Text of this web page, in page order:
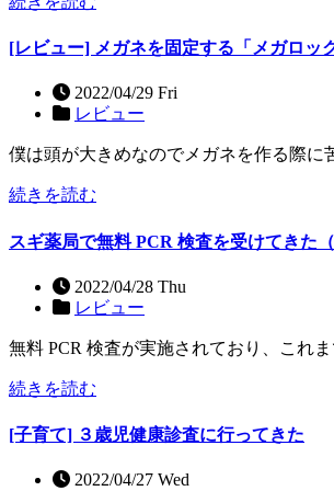
[レビュー] メガネを固定する「メガロッ
2022/04/29 Fri
レビュー
僕は頭が大きめなのでメガネを作る際に
続きを読む
スギ薬局で無料 PCR 検査を受けてきた
2022/04/28 Thu
レビュー
無料 PCR 検査が実施されており、これ
続きを読む
[子育て] ３歳児健康診査に行ってきた
2022/04/27 Wed